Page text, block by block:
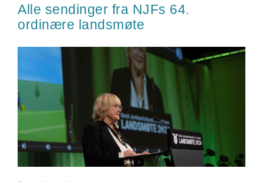
Alle sendinger fra NJFs 64.
ordinære landsmøte